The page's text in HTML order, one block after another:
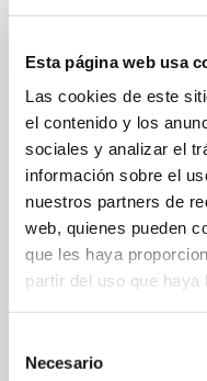
Esta página web usa
Las cookies de este
el contenido y los
sociales y analizar el
información sobre el
nuestros partners de
web, quienes pueden
que les haya
partir del uso que
Necesario
ZAMORA CLUB DE